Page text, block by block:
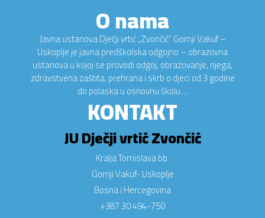
O nama
Javna ustanova Dječji vrtić „Zvončić“ Gornji Vakuf –
Uskoplje je javna predškolska odgojno – obrazovna
ustanova u kojoj se provodi odgoj, obrazovanje, njega,
zdravstvena zaštita, prehrana i skrb o djeci od 3 godine
do polaska u osnovnu školu....
KONTAKT
JU Dječji vrtić Zvončić
Kralja Tomislava bb.
Gornji Vakuf- Uskoplje
Bosna i Hercegovina
+387 30 494-750